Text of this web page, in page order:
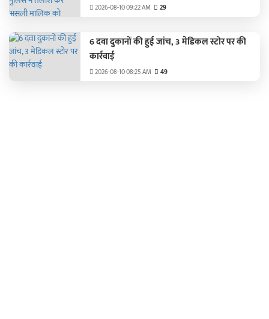
2026-08-10 09:22 AM 29
6 दवा दुकानों की हुई जांच, 3 मेडिकल स्टोर पर की
कार्रवाई
2026-08-10 08:25 AM 49